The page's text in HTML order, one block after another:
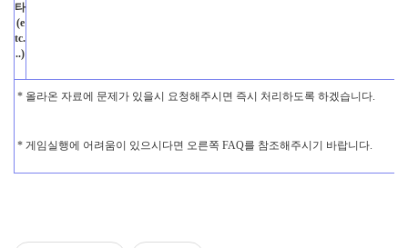
타
(e
tc.
..)
* 올라온 자료에 문제가 있을시 요청해주시면 즉시 처리하도록 하겠습니다.
* 게임실행에 어려움이 있으시다면 오른쪽 FAQ를 참조해주시기 바랍니다.